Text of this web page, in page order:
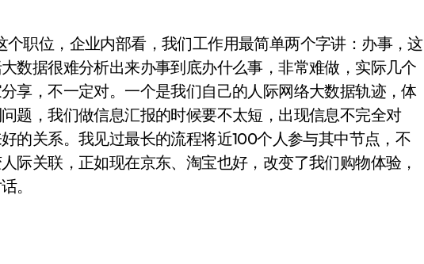
职位，企业内部看，我们工作用最简单两个字讲：办事，这
数据很难分析出来办事到底办什么事，非常难做，实际几个
享，不一定对。一个是我们自己的人际网络大数据轨迹，体
题，我们做信息汇报的时候要不太短，出现信息不完全对
的关系。我见过最长的流程将近100个人参与其中节点，不
际关联，正如现在京东、淘宝也好，改变了我们购物体验，
。